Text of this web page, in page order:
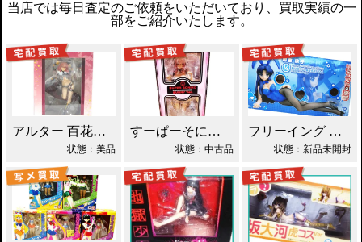
当店では毎日査定のご依頼をいただいており、買取実績の一
部をご紹介いたします。
アルター 百花繚乱 千姫 買取！
状態：美品
すーぱーそに子 バニーVer.買取！
状態：中古品
フリーイング 朝倉涼子 バニーVer. 買取！
状態：新品未開封